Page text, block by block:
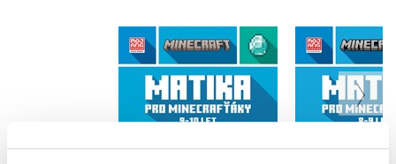
Minecraft - Matika
pro minecrafťáky
(9-10 let)
Kolektiv
Minecraft
pro
(8-9